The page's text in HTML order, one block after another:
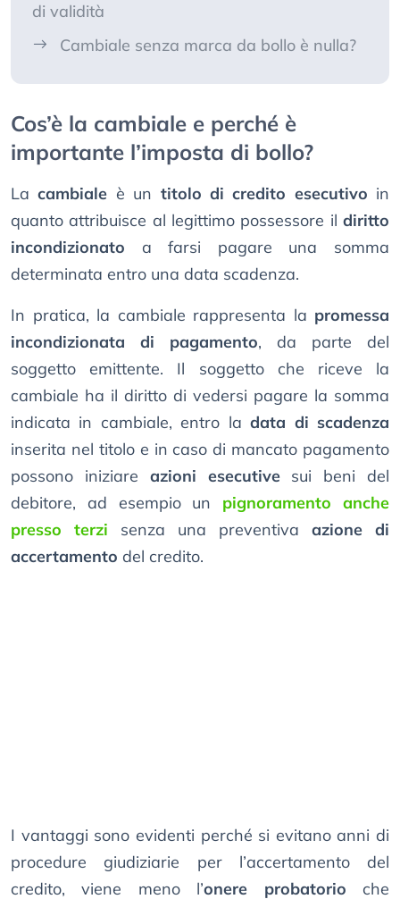
di validità
Cambiale senza marca da bollo è nulla?
Cos’è la cambiale e perché è
importante l’imposta di bollo?
Lacambiale è un titolo di credito esecutivo in
quanto attribuisce al legittimo possessore il diritto
incondizionato a farsi pagare una somma
determinata entro una data scadenza.
In pratica, la cambiale rappresenta la promessa
incondizionata di pagamento, da parte del
soggetto emittente. Il soggetto che riceve la
cambiale ha il diritto di vedersi pagare la somma
indicata in cambiale, entro ladata di scadenza
inserita nel titolo e in caso di mancato pagamento
possono iniziare azioni esecutivesui beni del
debitore, ad esempio un pignoramento anche
presso terzi senza una preventiva azione di
accertamento del credito.
I vantaggi sono evidenti perché si evitano anni di
procedure giudiziarie per l’accertamento del
credito, viene meno l’onere probatorio che